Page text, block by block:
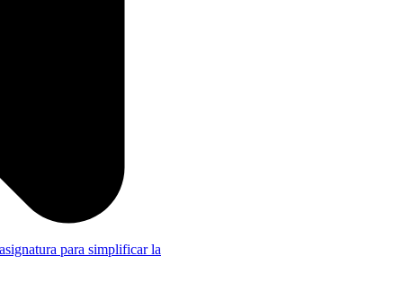
para simplificar la